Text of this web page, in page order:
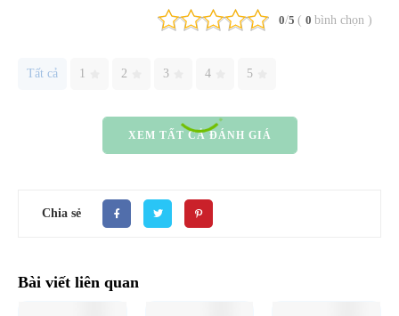
0/5 ( 0 bình chọn )
Tất cả 1 2 3 4 5
XEM TẤT CẢ ĐÁNH GIÁ
Chia sẻ
Bài viết liên quan